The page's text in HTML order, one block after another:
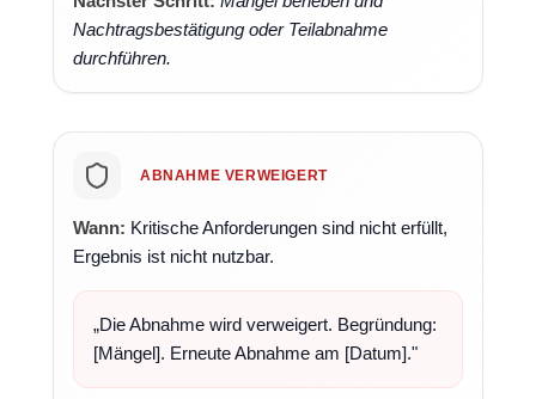
Nachtragsbestätigung oder Teilabnahme
durchführen.
ABNAHME VERWEIGERT
Wann: Kritische Anforderungen sind nicht erfüllt,
Ergebnis ist nicht nutzbar.
„Die Abnahme wird verweigert. Begründung:
[Mängel]. Erneute Abnahme am [Datum]."